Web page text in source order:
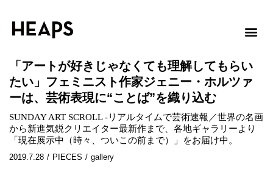
「アートが好きじゃなくても理解してもらい
たい」フェミニスト作家ジェニー・ホルツァ
ーは、芸術表現に“ことば”を織り込む
SUNDAY ART SCROLL -リアルタイムで芸術速報／世界の名画
から新進気鋭クリエイター最新作まで、各地ギャラリーより
「現在展示中（時々、ついこの前まで）」をお届け中。
2019.7.28 / PIECES / gallery